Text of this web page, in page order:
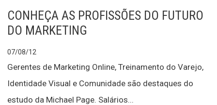
CONHEÇA AS PROFISSÕES DO FUTURO
DO MARKETING
07/08/12
Gerentes de Marketing Online, Treinamento do Varejo,
Identidade Visual e Comunidade são destaques do
estudo da Michael Page. Salários...